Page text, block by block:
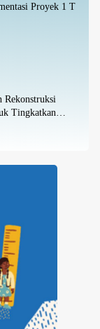
Proyek 1 T
Rekonstruksi
Tingkatkan